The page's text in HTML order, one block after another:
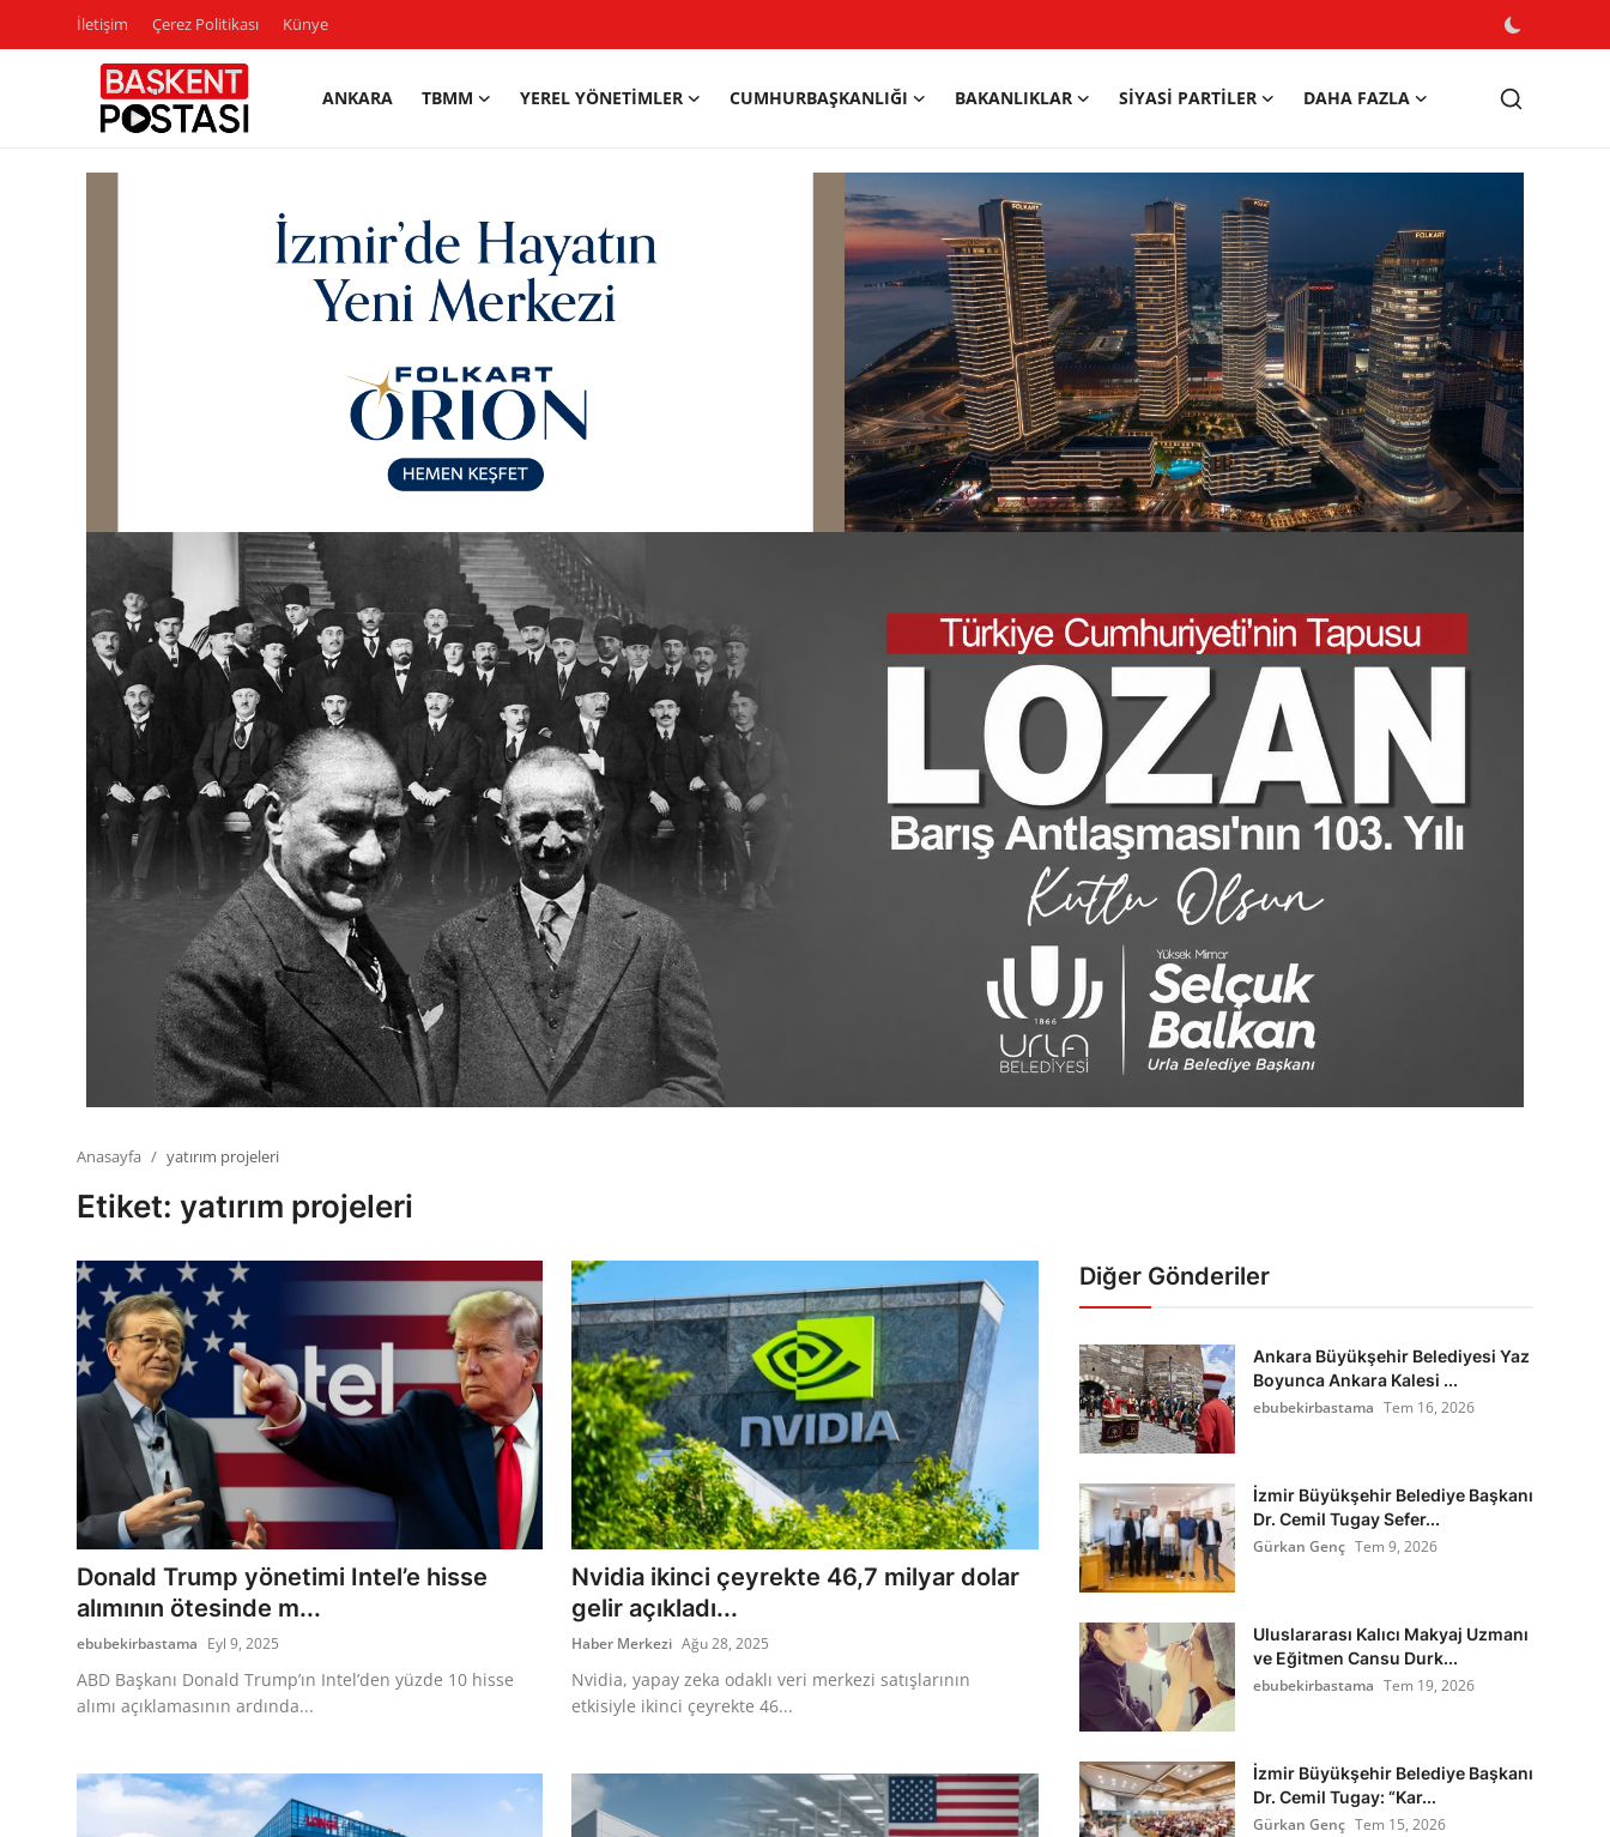
İletişim Çerez Politikası Künye
ANKARA TBMM YEREL YÖNETIMLER CUMHURBAŞKANLIĞI BAKANLIKLAR SIYASI PARTILER DAHA FAZLA
Bakanlıklar
Siyasi Partiler
Mülki İdare
Toplum ve Yaşam
Sivil Toplum Kuruluşları
Kamu Kurumları ve Üst Kurullar
Anasayfa yatırım projeleri
Etiket: yatırım projeleri
Donald Trump yönetimi Intel’e hisse
alımının ötesinde m...
ebubekirbastama Eyl 9, 2025
ABD Başkanı Donald Trump’ın Intel’den yüzde 10 hisse
alımı açıklamasının ardında...
Nvidia ikinci çeyrekte 46,7 milyar dolar
gelir açıkladı...
Haber Merkezi Ağu 28, 2025
Nvidia, yapay zeka odaklı veri merkezi satışlarının
etkisiyle ikinci çeyrekte 46...
Diğer Gönderiler
Ankara Büyükşehir Belediyesi Yaz
Boyunca Ankara Kalesi ...
ebubekirbastama Tem 16, 2026
İzmir Büyükşehir Belediye Başkanı
Dr. Cemil Tugay Sefer...
Gürkan Genç Tem 9, 2026
Uluslararası Kalıcı Makyaj Uzmanı
ve Eğitmen Cansu Durk...
ebubekirbastama Tem 19, 2026
İzmir Büyükşehir Belediye Başkanı
Dr. Cemil Tugay: “Kar...
Gürkan Genç Tem 15, 2026